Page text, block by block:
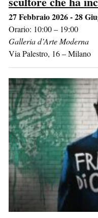
27 Febbraio 2026 - 28
Orario: 10:00 – 19:00
Galleria d’Arte Moderna
Via Palestro, 16–Milano